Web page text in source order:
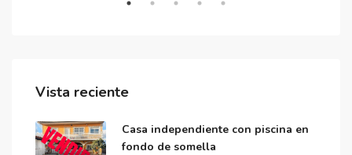
Vista reciente
Casa independiente con piscina en
fondo de somella